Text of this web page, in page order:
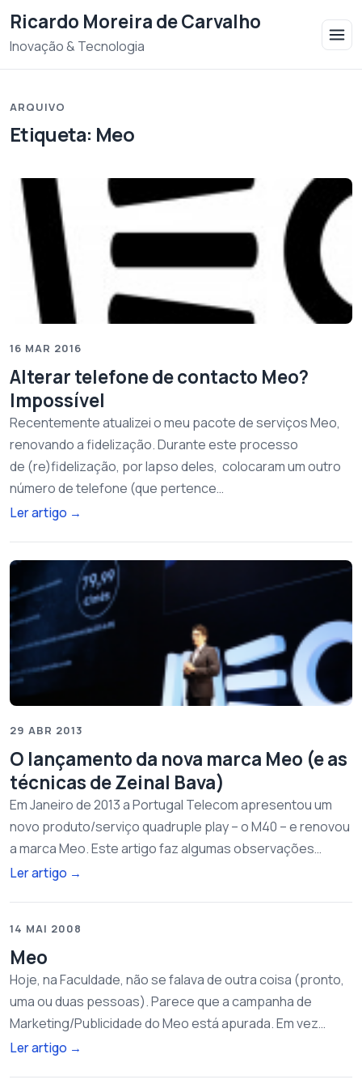
Ricardo Moreira de Carvalho
Inovação & Tecnologia
ARQUIVO
Etiqueta: Meo
16 MAR 2016
Alterar telefone de contacto Meo?
Impossível
Recentemente atualizei o meu pacote de serviços Meo,
renovando a fidelização. Durante este processo
de (re)fidelização, por lapso deles, colocaram um outro
número de telefone (que pertence…
Ler artigo →
29 ABR 2013
O lançamento da nova marca Meo (e as
técnicas de Zeinal Bava)
Em Janeiro de 2013 a Portugal Telecom apresentou um
novo produto/serviço quadruple play – o M40 – e renovou
a marca Meo. Este artigo faz algumas observações…
Ler artigo →
14 MAI 2008
Meo
Hoje, na Faculdade, não se falava de outra coisa (pronto,
uma ou duas pessoas). Parece que a campanha de
Marketing/Publicidade do Meo está apurada. Em vez…
Ler artigo →